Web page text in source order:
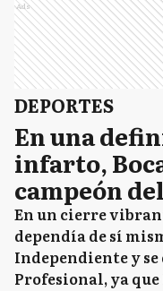
Ads
DEPORTES
En una
infarto,
campeón
En un cierre
dependía de sí
Independiente y
Profesional, ya